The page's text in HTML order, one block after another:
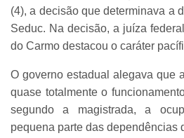
(4), a decisão que determinava a
Seduc. Na decisão, a juíza
do Carmo destacou o caráter
O governo estadual alegava que
quase totalmente o
segundo a magistrada, a
pequena parte das dependências